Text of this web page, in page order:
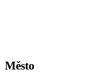
Město